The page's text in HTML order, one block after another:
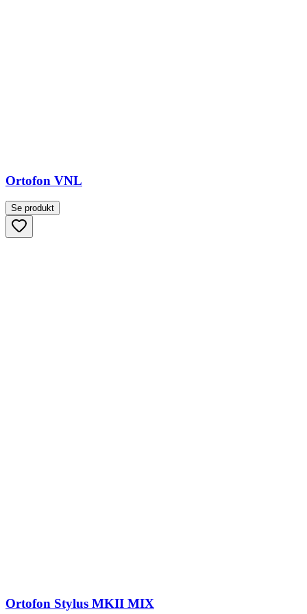
Ortofon VNL
Se produkt
Ortofon Stylus MKII MIX